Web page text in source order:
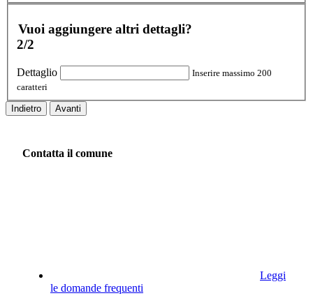
Vuoi aggiungere altri dettagli?
2/2
Dettaglio
Inserire massimo 200
caratteri
Indietro Avanti
Contatta il comune
Leggi
le domande frequenti